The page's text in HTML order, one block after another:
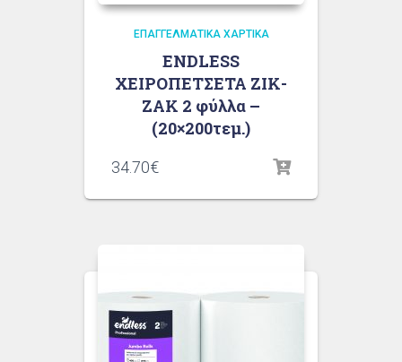
ΕΠΑΓΓΕΛΜΑΤΙΚΆ ΧΑΡΤΙΚΆ
ENDLESS
ΧΕΙΡΟΠΕΤΣΕΤΑ ΖΙΚ-
ΖΑΚ 2 φύλλα –
(20×200τεμ.)
34.70€